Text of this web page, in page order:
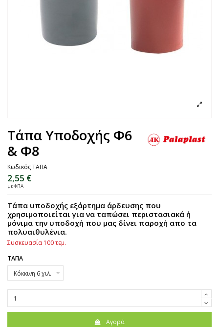
Τάπα Υποδοχής Φ6
& Φ8
ΚωδικόςΤΑΠΑ
2,55 €
με ΦΠΑ
Τάπα υποδοχής εξάρτημα άρδευσης που
χρησιμοποιείται για να ταπώσει περιστασιακά ή
μόνιμα την υποδοχή που μας δίνει παροχή απο τα
πολυαιθυλένια.
Συσκευασία 100 τεμ.
ΤΑΠΑ
Αγορά